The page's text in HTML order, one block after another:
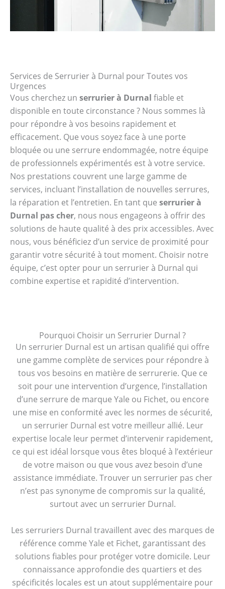
Services de Serrurier à Durnal pour Toutes vos
Urgences
Vous cherchez un serrurier à Durnal fiable et
disponible en toute circonstance ? Nous sommes là
pour répondre à vos besoins rapidement et
efficacement. Que vous soyez face à une porte
bloquée ou une serrure endommagée, notre équipe
de professionnels expérimentés est à votre service.
Nos prestations couvrent une large gamme de
services, incluant l’installation de nouvelles serrures,
la réparation et l’entretien. En tant que serrurier à
Durnal pas cher, nous nous engageons à offrir des
solutions de haute qualité à des prix accessibles. Avec
nous, vous bénéficiez d’un service de proximité pour
garantir votre sécurité à tout moment. Choisir notre
équipe, c’est opter pour un serrurier à Durnal qui
combine expertise et rapidité d’intervention.
Pourquoi Choisir un Serrurier Durnal ?
Un serrurier Durnal est un artisan qualifié qui offre
une gamme complète de services pour répondre à
tous vos besoins en matière de serrurerie. Que ce
soit pour une intervention d’urgence, l’installation
d’une serrure de marque Yale ou Fichet, ou encore
une mise en conformité avec les normes de sécurité,
un serrurier Durnal est votre meilleur allié. Leur
expertise locale leur permet d’intervenir rapidement,
ce qui est idéal lorsque vous êtes bloqué à l’extérieur
de votre maison ou que vous avez besoin d’une
assistance immédiate. Trouver un serrurier pas cher
n’est pas synonyme de compromis sur la qualité,
surtout avec un serrurier Durnal.
Les serruriers Durnal travaillent avec des marques de
référence comme Yale et Fichet, garantissant des
solutions fiables pour protéger votre domicile. Leur
connaissance approfondie des quartiers et des
spécificités locales est un atout supplémentaire pour